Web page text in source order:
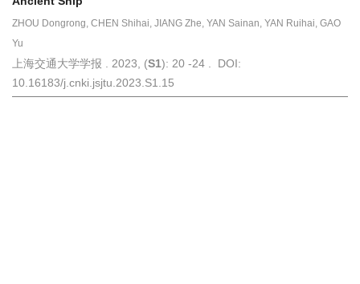
ZHOU Dongrong, CHEN Shihai, JIANG Zhe, YAN Sainan, YAN Ruihai, GAO
Yu
上海交通大学学报 . 2023, (S1): 20 -24 . DOI:
10.16183/j.cnki.jsjtu.2023.S1.15